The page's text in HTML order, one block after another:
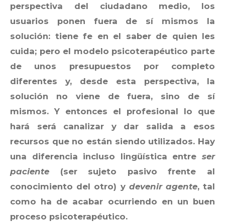
perspectiva del ciudadano medio, los
usuarios ponen fuera de sí mismos la
solución: tiene fe en el saber de quien les
cuida; pero el modelo psicoterapéutico parte
de unos presupuestos por completo
diferentes y, desde esta perspectiva, la
solución no viene de fuera, sino de sí
mismos. Y entonces el profesional lo que
hará será canalizar y dar salida a esos
recursos que no están siendo utilizados. Hay
una diferencia incluso lingüística entre ser
paciente (ser sujeto pasivo frente al
conocimiento del otro) y devenir agente, tal
como ha de acabar ocurriendo en un buen
proceso psicoterapéutico.